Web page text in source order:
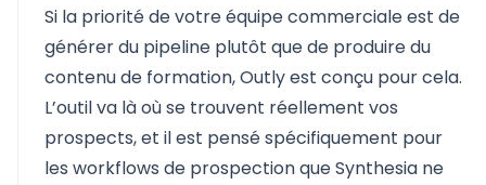
Si la priorité de votre équipe commerciale est de
générer du pipeline plutôt que de produire du
contenu de formation, Outly est conçu pour cela.
L’outil va là où se trouvent réellement vos
prospects, et il est pensé spécifiquement pour
les workflows de prospection que Synthesia ne